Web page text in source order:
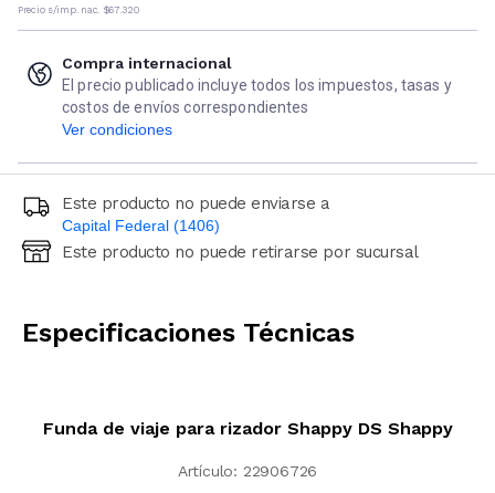
Precio s/imp. nac. $67.320
Compra internacional
El precio publicado incluye todos los impuestos, tasas y
costos de envíos correspondientes
Ver condiciones
Este producto no puede enviarse a
Capital Federal (1406)
Ingresá código postal (sólo números)
Este producto no puede retirarse por sucursal
Especificaciones Técnicas
Funda de viaje para rizador Shappy DS Shappy
Artículo: 22906726